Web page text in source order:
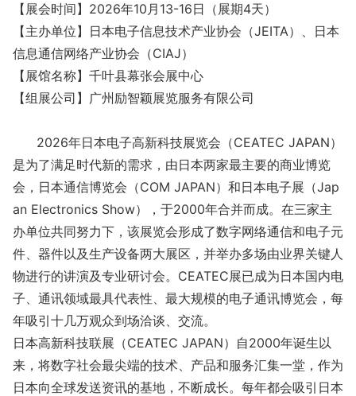
【展会时间】2026年10月13-16日（展期4天）
【主办单位】日本电子信息技术产业协会（JEITA）、日本
信息通信网络产业协会（CIAJ）
【展馆名称】千叶县幕张会展中心
【组展公司】广州励智颖展览服务有限公司
2026年日本电子高新科技展览会（CEATEC JAPAN）
是为了满足时代新的需求，由日本两家最主要的商业博览
会，日本通信博览会（COM JAPAN）和日本电子展（Jap
an Electronics Show），于2000年合并而成。在三家主
办单位共同努力下，该展览会形成了数字网络通信和电子元
件、器件以及生产设备两大展区，并举办多场由业界关键人
物进行的讲演及专业研讨会。CEATEC展已成为日本国内电
子、通讯领域最具代表性、最大规模的电子通讯博览会，每
年吸引十几万观众到场洽谈、交流。
日本高新科技联展（CEATEC JAPAN）自2000年诞生以
来，将数字社会最尖端的技术、产品和服务汇集一堂，作为
日本向全球发送资讯的基地，不断成长。每年都会吸引日本